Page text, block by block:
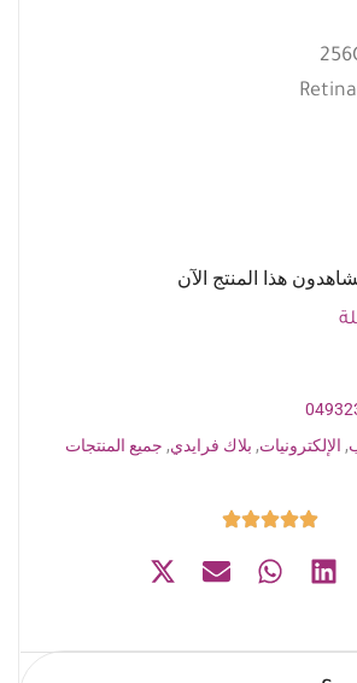
, الإلكترونيات, بلاك فرايدي, جميع المنتجات